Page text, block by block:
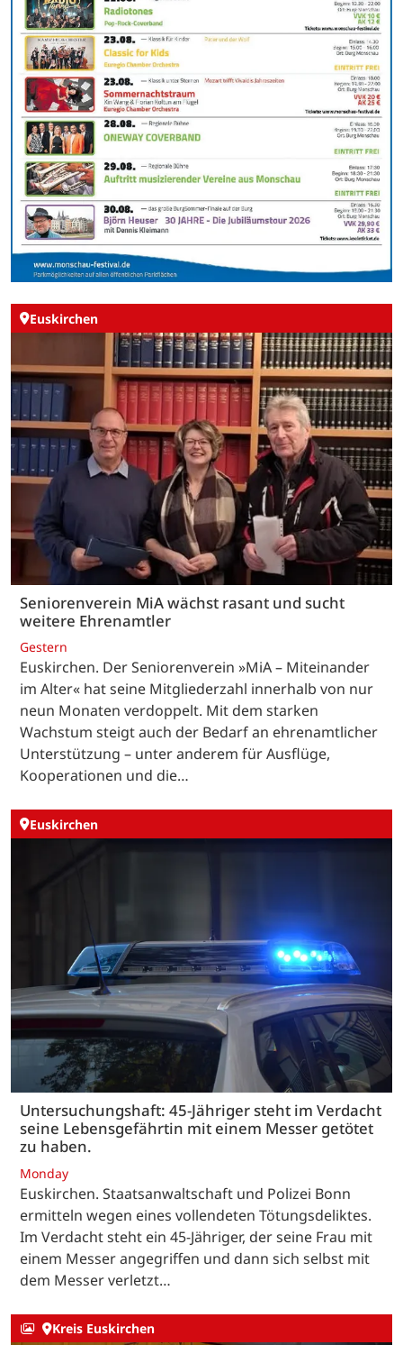
Euskirchen
Seniorenverein MiA wächst rasant und sucht
weitere Ehrenamtler
Gestern
Euskirchen. Der Seniorenverein »MiA – Miteinander
im Alter« hat seine Mitgliederzahl innerhalb von nur
neun Monaten verdoppelt. Mit dem starken
Wachstum steigt auch der Bedarf an ehrenamtlicher
Unterstützung – unter anderem für Ausflüge,
Kooperationen und die…
Euskirchen
Untersuchungshaft: 45-Jähriger steht im Verdacht
seine Lebensgefährtin mit einem Messer getötet
zu haben.
Monday
Euskirchen. Staatsanwaltschaft und Polizei Bonn
ermitteln wegen eines vollendeten Tötungsdeliktes.
Im Verdacht steht ein 45-Jähriger, der seine Frau mit
einem Messer angegriffen und dann sich selbst mit
dem Messer verletzt…
Kreis Euskirchen